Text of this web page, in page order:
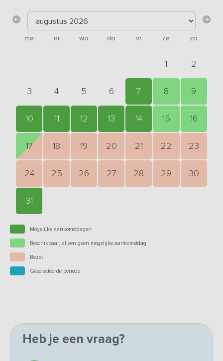
ma di wo do vr za zo
1 2
3 4 5 6 7 8 9
10 11 12 13 14 15 16
17 18 19 20 21 22 23
24 25 26 27 28 29 30
31
Mogelijke aankomstdagen
Beschikbaar, alleen geen mogelijke aankomstdag
Bezet
Geselecteerde periode
Heb je een vraag?